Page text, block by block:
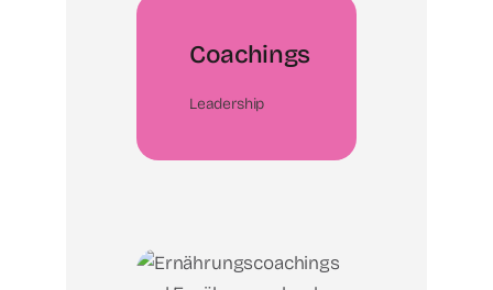
Coachings
Leadership